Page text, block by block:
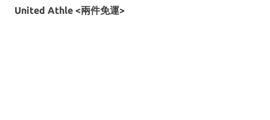
United Athle <兩件免運>